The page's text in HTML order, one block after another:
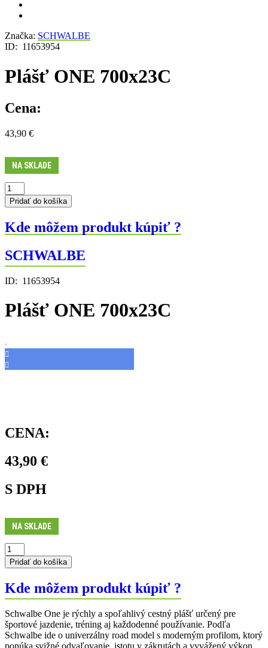
Značka: SCHWALBE
ID: 11653954
Plášť ONE 700x23C
Cena:
43,90 €
NA SKLADE
množstvo
Plášť
ONE
Pridať do košíka
Kde môžem produkt kúpiť ?
SCHWALBE
ID: 11653954
Plášť ONE 700x23C
CENA:
43,90 €
S DPH
NA SKLADE
množstvo
Plášť
ONE
Pridať do košíka
Kde môžem produkt kúpiť ?
Schwalbe One je rýchly a spoľahlivý cestný plášť určený pre
športové jazdenie, tréning aj každodenné používanie. Podľa
Schwalbe ide o univerzálny road model s moderným profilom, ktorý
ponúka svižné odvaľovanie, istotu v zákrutách a vyvážený výkon